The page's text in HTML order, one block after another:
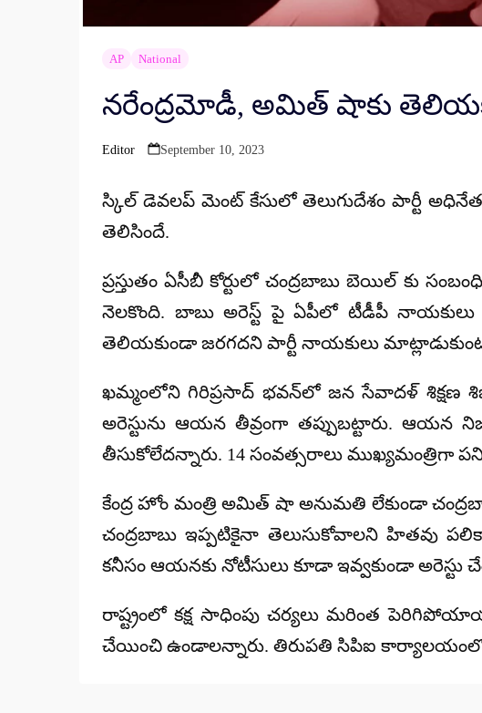
AP National
నరేంద్రమోడీ, అమిత్ షాకు
Posted
Editor September 10, 2023
స్కిల్ డెవలప్ మెంట్ కేసులో తెలుగుదేశం పార్టీ
తెలిసిందే.
ప్రస్తుతం ఏసీబీ కోర్టులో చంద్రబాబు బెయిల్ కు
నెలకొంది. బాబు అరెస్ట్ పై ఏపీలో టీడీపీ నాయకులు
తెలియకుండా జరగదని పార్టీ నాయకులు
ఖమ్మంలోని గిరిప్రసాద్ భవన్‌లో జన సేవాదళ్ శిక్షణ
అరెస్టును ఆయన తీవ్రంగా తప్పుబట్టారు. ఆయన
తీసుకోలేదన్నారు. 14 సంవత్సరాలు ముఖ్యమంత్రిగా
కేంద్ర హోం మంత్రి అమిత్ షా అనుమతి లేకుండా
చంద్రబాబు ఇప్పటికైనా తెలుసుకోవాలని హితవు
కనీసం ఆయనకు నోటీసులు కూడా ఇవ్వకుండా
రాష్ట్రంలో కక్ష సాధింపు చర్యలు మరింత
చేయించి ఉండాలన్నారు. తిరుపతి సిపిఐ